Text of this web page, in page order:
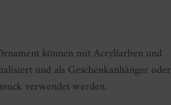
können mit Acrylfarben und
und als Geschenkanhänger oder
verwendet werden.